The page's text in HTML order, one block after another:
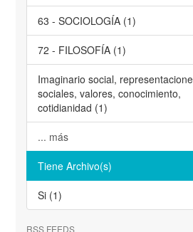
63 - SOCIOLOGÍA (1)
72 - FILOSOFÍA (1)
Imaginario social,
sociales, valores, conocimiento,
cotidianidad (1)
... más
Tiene Archivo(s)
Si (1)
RSS FEEDS